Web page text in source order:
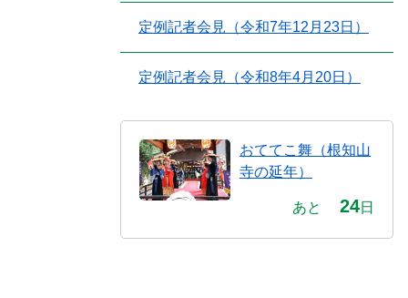
定例記者会見（令和7年12月23日）
定例記者会見（令和8年4月20日）
おててこ舞（根知山
寺の延年）
あと 24日